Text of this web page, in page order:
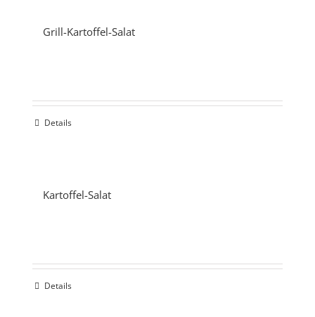
Grill-Kartoffel-Salat
Details
Kartoffel-Salat
Details